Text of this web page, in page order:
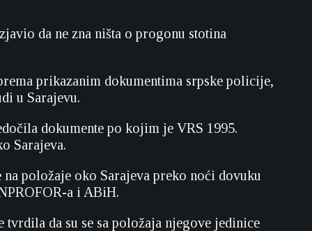
da ne zna ništa o progonu stotina
prikazanim dokumentima srpske policije,
u Sarajevu.
dokumente po kojim je VRS 1995.
Sarajeva.
na položaje oko Sarajeva preko noći dovuku
a i ABiH.
da su se sa položaja njegove jedinice